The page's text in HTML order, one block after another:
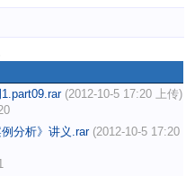
(2012-10-5 17:20 上传)
分析》讲义.rar (2012-10-5 17:20